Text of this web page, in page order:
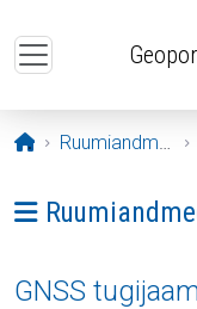
Avaleht
Ruumiandmed
Ava menüü:
GNSS